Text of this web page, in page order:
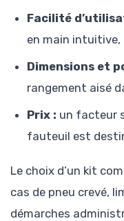
Facilité
en main intuitive,
Dimensions et
rangement aisé
Prix : un facteur
fauteuil est
Le choix d’un kit
cas de pneu crevé,
démarches